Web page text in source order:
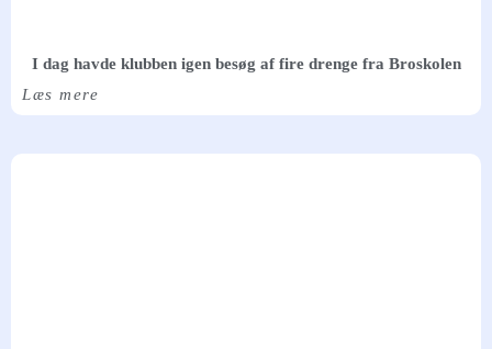
I dag havde klubben igen besøg af fire drenge fra Broskolen
Læs mere